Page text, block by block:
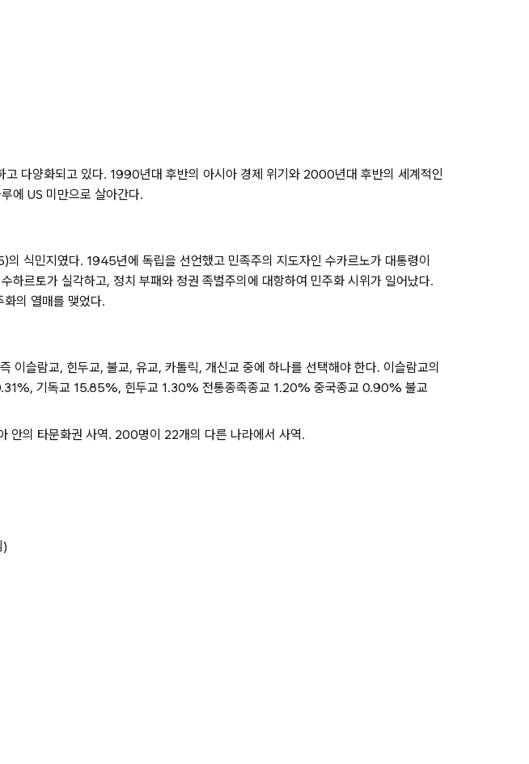
다양화되고 있다. 1990년대 후반의 아시아 경제 위기와 2000년대 후반의 세계적인
에 US 미만으로 살아간다.
민지였다. 1945년에 독립을 선언했고 민족주의 지도자인 수카르노가 대통령이
르토가 실각하고, 정치 부패와 정권 족벌주의에 대항하여 민주화 시위가 일어났다.
의 열매를 맺었다.
슬람교, 힌두교, 불교, 유교, 카톨릭, 개신교 중에 하나를 선택해야 한다. 이슬람교의
기독교 15.85%, 힌두교 1.30% 전통종족종교 1.20% 중국종교 0.90% 불교
안의 타문화권 사역. 200명이 22개의 다른 나라에서 사역.